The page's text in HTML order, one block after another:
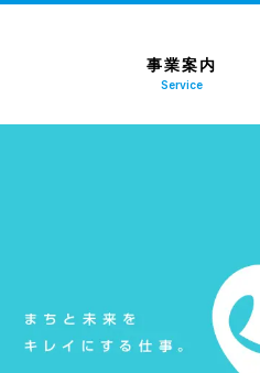
事業案内
Service